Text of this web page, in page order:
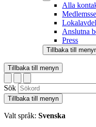
Alla
Anslutna
Press
Tillbaka till
Tillbaka till menyn
Sök
Tillbaka till menyn
Valt språk: Svenska